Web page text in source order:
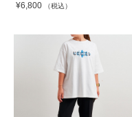
¥6,800 （税込）